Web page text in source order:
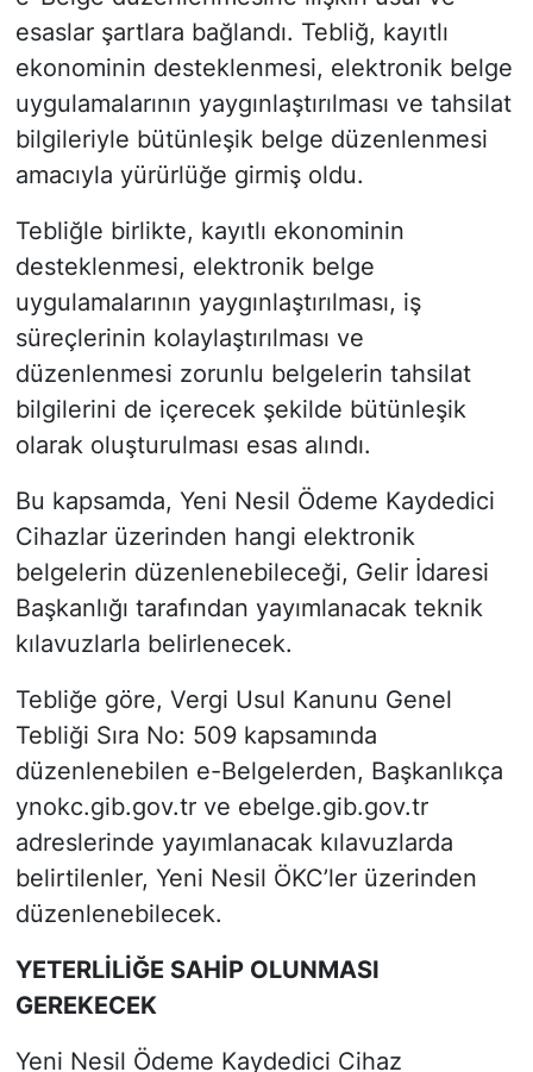
esaslar şartlara bağlandı. Tebliğ, kayıtlı
ekonominin desteklenmesi, elektronik belge
uygulamalarının yaygınlaştırılması ve tahsilat
bilgileriyle bütünleşik belge düzenlenmesi
amacıyla yürürlüğe girmiş oldu.
Tebliğle birlikte, kayıtlı ekonominin
desteklenmesi, elektronik belge
uygulamalarının yaygınlaştırılması, iş
süreçlerinin kolaylaştırılması ve
düzenlenmesi zorunlu belgelerin tahsilat
bilgilerini de içerecek şekilde bütünleşik
olarak oluşturulması esas alındı.
Bu kapsamda, Yeni Nesil Ödeme Kaydedici
Cihazlar üzerinden hangi elektronik
belgelerin düzenlenebileceği, Gelir İdaresi
Başkanlığı tarafından yayımlanacak teknik
kılavuzlarla belirlenecek.
Tebliğe göre, Vergi Usul Kanunu Genel
Tebliği Sıra No: 509 kapsamında
düzenlenebilen e-Belgelerden, Başkanlıkça
ynokc.gib.gov.tr ve ebelge.gib.gov.tr
adreslerinde yayımlanacak kılavuzlarda
belirtilenler, Yeni Nesil ÖKC’ler üzerinden
düzenlenebilecek.
YETERLİLİĞE SAHİP OLUNMASI
GEREKECEK
Yeni Nesil Ödeme Kaydedici Cihaz